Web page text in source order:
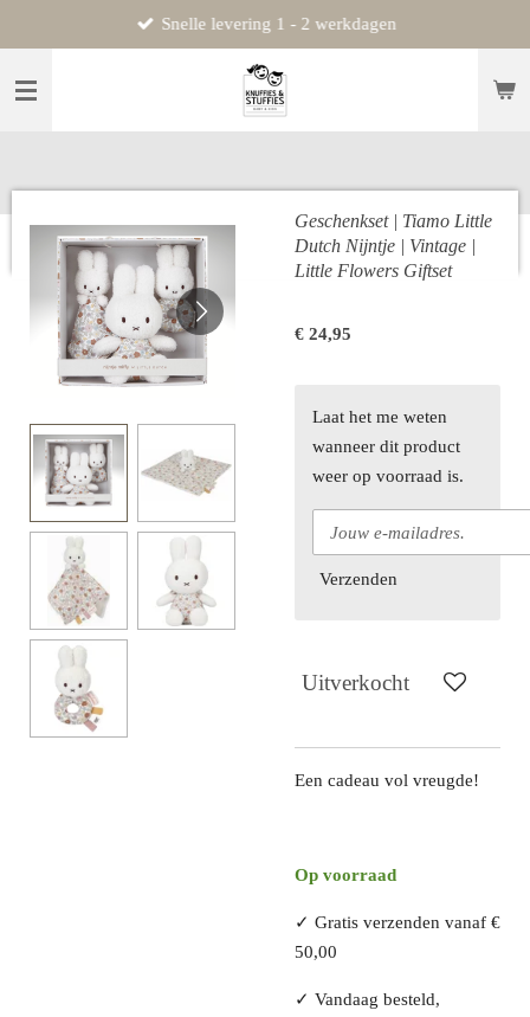
direct
naar
Snelle levering 1 - 2 werkdagen
Geschenkset | Tiamo Little
Dutch Nijntje | Vintage |
Little Flowers Giftset
€ 24,95
Laat het me weten
wanneer dit product
weer op voorraad is.
Verzenden
Uitverkocht
Een cadeau vol vreugde!
Op voorraad
✓ Gratis verzenden vanaf €
50,00
✓ Vandaag besteld,